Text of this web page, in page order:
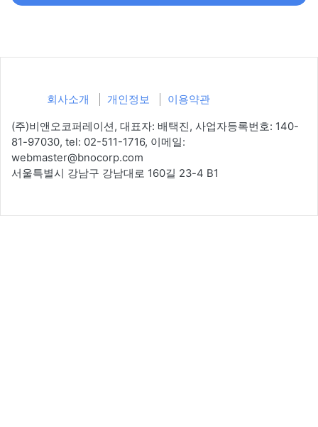
회사소개 개인정보 이용약관
(주)비앤오코퍼레이션, 대표자: 배택진, 사업자등록번호: 140-
81-97030, tel: 02-511-1716, 이메일:
webmaster@bnocorp.com
서울특별시 강남구 강남대로 160길 23-4 B1